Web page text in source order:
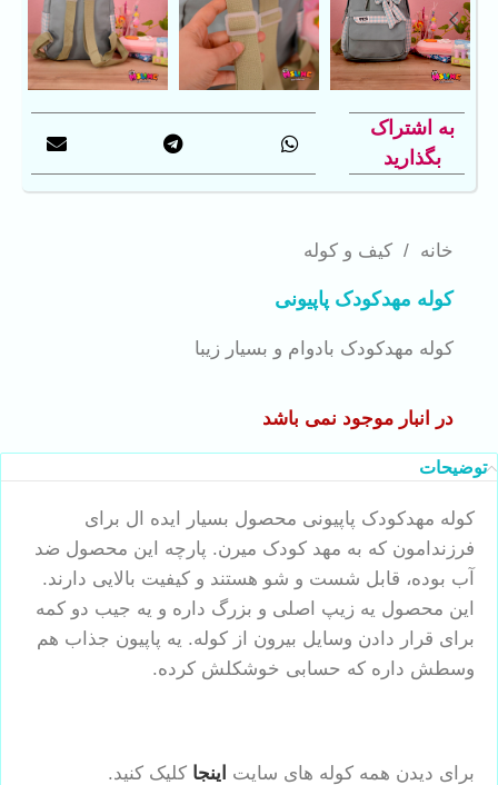
خانه / کیف و کوله
کوله مهدکودک پاپیونی
کوله مهدکودک بادوام و بسیار زیبا
در انبار موجود نمی باشد
به اشتراک
بگذارید
توضیحات
کوله مهدکودک پاپیونی محصول بسیار ایده ال برای
فرزندامون که به مهد کودک میرن. پارچه این محصول ضد
آب بوده، قابل شست و شو هستند و کیفیت بالایی دارند.
این محصول یه زیپ اصلی و بزرگ داره و یه جیب دو کمه
برای قرار دادن وسایل بیرون از کوله. یه پاپیون جذاب هم
وسطش داره که حسابی خوشکلش کرده.
برای دیدن همه کوله های سایت اینجا کلیک کنید.